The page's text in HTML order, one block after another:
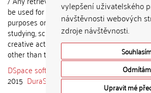
vylepšení uživatelského
návštěvnosti webových
zdroje návštěvnosti.
Odmítám
Upravit mé
be used for any commercial
purposes or claimed as results of
studying, scientific or any other
creative activities of any person
other than the author.
DSpace software
copyright © 2002-
2015 DuraSpace